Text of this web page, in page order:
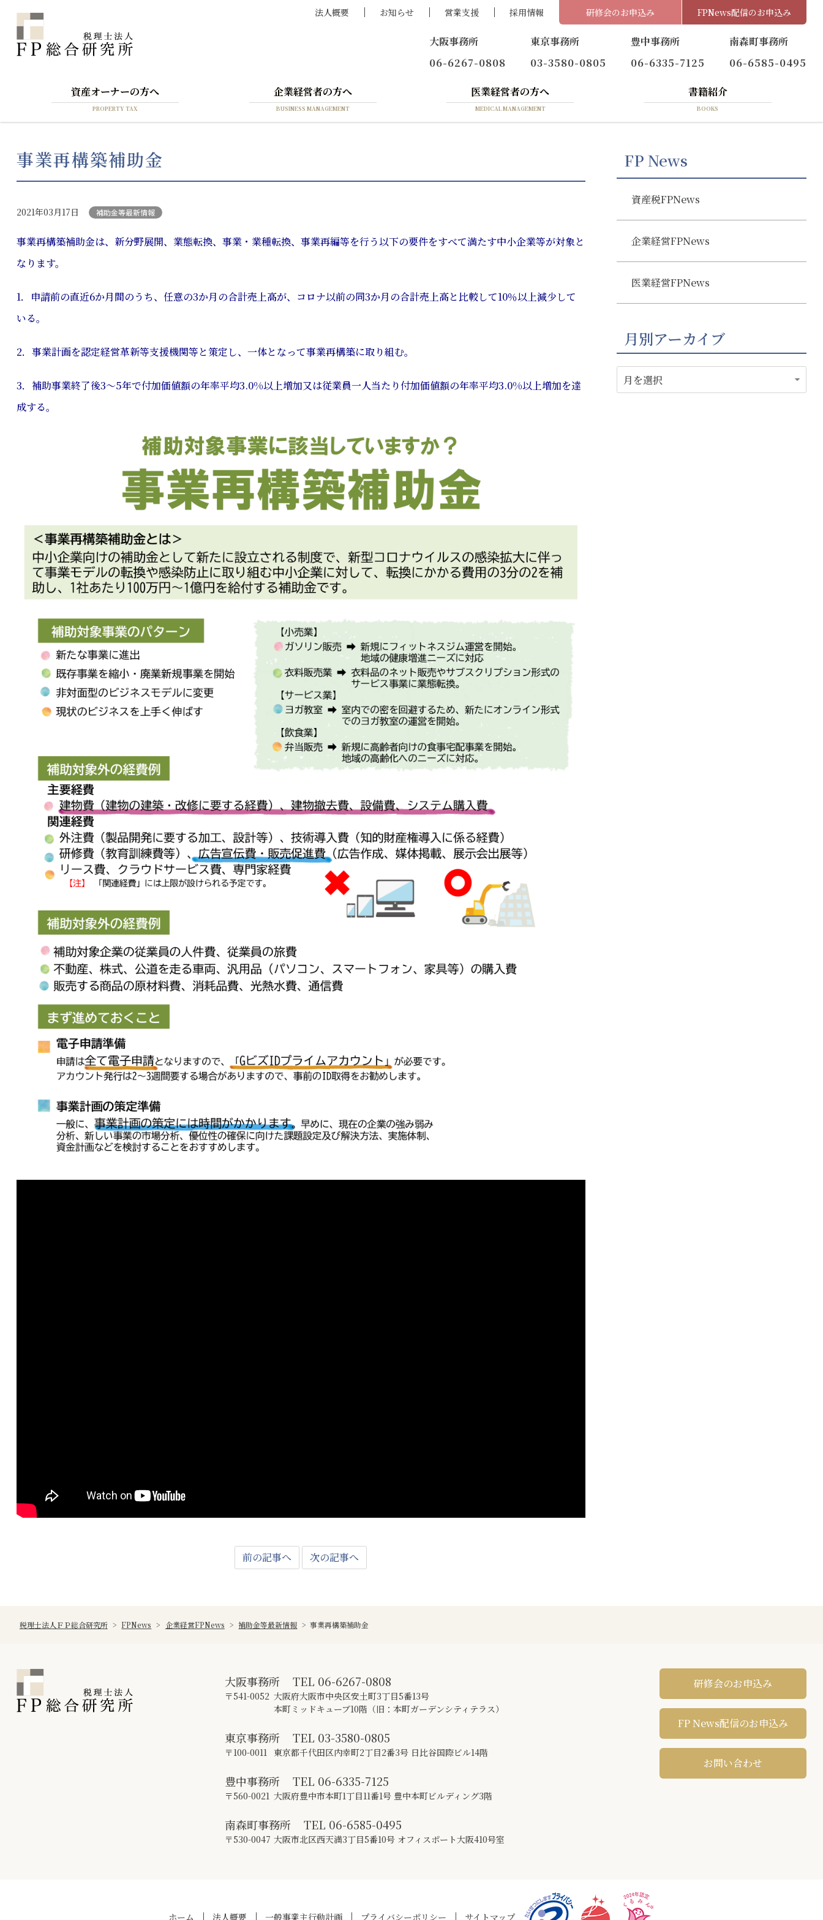
法人概要 お知らせ 営業支援 採用情報 研修会のお申込み FPNews配信のお申込み
大阪事務所
06-6267-0808
東京事務所
03-3580-0805
豊中事務所
06-6335-7125
南森町事務所
06-6585-0495
資産オーナーの方へ
PROPERTY TAX
企業経営者の方へ
BUSINESS MANAGEMENT
医業経営者の方へ
MEDICAL MANAGEMENT
書籍紹介
BOOKS
事業再構築補助金
2021年03月17日 補助金等最新情報
事業再構築補助金は、新分野展開、業態転換、事業・業種転換、事業再編等を行う以下の要件をすべて満たす中小企業等が対象と
なります。
1．申請前の直近6か月間のうち、任意の3か月の合計売上高が、コロナ以前の同3か月の合計売上高と比較して10％以上減少して
いる。
2．事業計画を認定経営革新等支援機関等と策定し、一体となって事業再構築に取り組む。
3．補助事業終了後3～5年で付加価値額の年率平均3.0%以上増加又は従業員一人当たり付加価値額の年率平均3.0%以上増加を達
成する。
前の記事へ 次の記事へ
FP News
資産税FPNews
企業経営FPNews
医業経営FPNews
月別アーカイブ
税理士法人ＦＰ総合研究所 > FPNews > 企業経営FPNews > 補助金等最新情報 > 事業再構築補助金
大阪事務所 TEL 06-6267-0808
〒541-0052 大阪府大阪市中央区安土町3丁目5番13号
本町ミッドキューブ10階（旧：本町ガーデンシティテラス）
東京事務所 TEL 03-3580-0805
〒100-0011 東京都千代田区内幸町2丁目2番3号 日比谷国際ビル14階
豊中事務所 TEL 06-6335-7125
〒560-0021 大阪府豊中市本町1丁目11番1号 豊中本町ビルディング3階
南森町事務所 TEL 06-6585-0495
〒530-0047 大阪市北区西天満3丁目5番10号 オフィスポート大阪410号室
研修会のお申込み
FP News配信のお申込み
お問い合わせ
ホーム 法人概要 一般事業主行動計画 プライバシーポリシー サイトマップ